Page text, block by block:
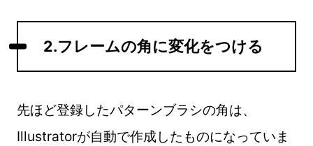
2.フレームの角に変化をつける
先ほど登録したパターンブラシの角は、
Illustratorが自動で作成したものになっていま